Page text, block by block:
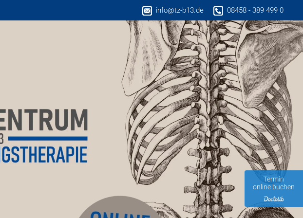
info@tz-b13.de 08458 - 389 499 0
Termin
online buchen